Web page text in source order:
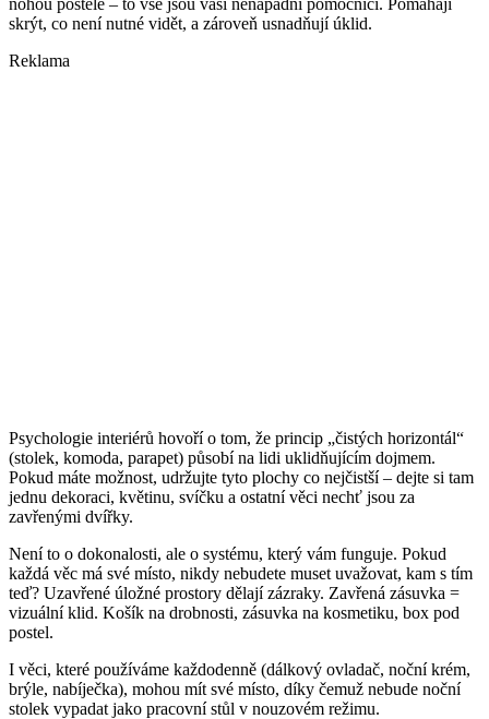
skrýt, co není nutné vidět, a zároveň usnadňují úklid.
Reklama
Psychologie interiérů hovoří o tom, že princip „čistých horizontál“
(stolek, komoda, parapet) působí na lidi uklidňujícím dojmem.
Pokud máte možnost, udržujte tyto plochy co nejčistší – dejte si tam
jednu dekoraci, květinu, svíčku a ostatní věci nechť jsou za
zavřenými dvířky.
Není to o dokonalosti, ale o systému, který vám funguje. Pokud
každá věc má své místo, nikdy nebudete muset uvažovat, kam s tím
teď? Uzavřené úložné prostory dělají zázraky. Zavřená zásuvka =
vizuální klid. Košík na drobnosti, zásuvka na kosmetiku, box pod
postel.
I věci, které používáme každodenně (dálkový ovladač, noční krém,
brýle, nabíječka), mohou mít své místo, díky čemuž nebude noční
stolek vypadat jako pracovní stůl v nouzovém režimu.